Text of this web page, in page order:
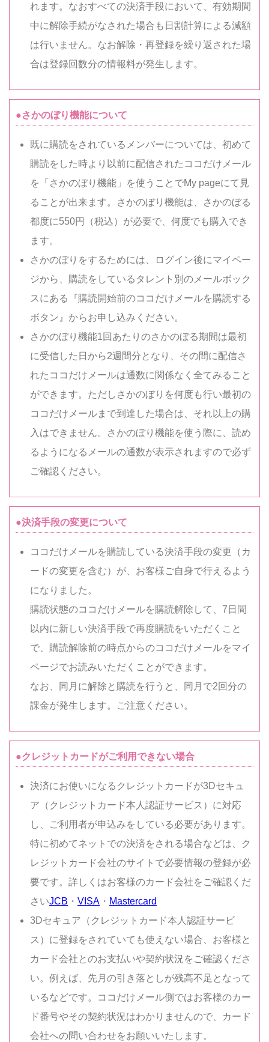
れます。なおすべての決済手段において、有効期間
中に解除手続がなされた場合も日割計算による減額
は行いません。なお解除・再登録を繰り返された場
合は登録回数分の情報料が発生します。
●さかのぼり機能について
既に購読をされているメンバーについては、初めて
購読をした時より以前に配信されたココだけメール
を「さかのぼり機能」を使うことでMy pageにて見
ることが出来ます。さかのぼり機能は、さかのぼる
都度に550円（税込）が必要で、何度でも購入でき
ます。
さかのぼりをするためには、ログイン後にマイペー
ジから、購読をしているタレント別のメールボック
スにある『購読開始前のココだけメールを購読する
ボタン』からお申し込みください。
さかのぼり機能1回あたりのさかのぼる期間は最初
に受信した日から2週間分となり、その間に配信さ
れたココだけメールは通数に関係なく全てみること
ができます。ただしさかのぼりを何度も行い最初の
ココだけメールまで到達した場合は、それ以上の購
入はできません。さかのぼり機能を使う際に、読め
るようになるメールの通数が表示されますので必ず
ご確認ください。
●決済手段の変更について
ココだけメールを購読している決済手段の変更（カ
ードの変更を含む）が、お客様ご自身で行えるよう
になりました。
購読状態のココだけメールを購読解除して、7日間
以内に新しい決済手段で再度購読をいただくこと
で、購読解除前の時点からのココだけメールをマイ
ページでお読みいただくことができます。
なお、同月に解除と購読を行うと、同月で2回分の
課金が発生します。ご注意ください。
●クレジットカードがご利用できない場合
決済にお使いになるクレジットカードが3Dセキュ
ア（クレジットカード本人認証サービス）に対応
し、ご利用者が申込みをしている必要があります。
特に初めてネットでの決済をされる場合などは、ク
レジットカード会社のサイトで必要情報の登録が必
要です。詳しくはお客様のカード会社をご確認くだ
さいJCB ・ VISA ・ Mastercard
3Dセキュア（クレジットカード本人認証サービ
ス）に登録をされていても使えない場合、お客様と
カード会社とのお支払いや契約状況をご確認くださ
い。例えば、先月の引き落としが残高不足となって
いるなどです。ココだけメール側ではお客様のカー
ド番号やその契約状況はわかりませんので、カード
会社への問い合わせをお願いいたします。